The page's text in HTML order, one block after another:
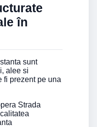
în
sunt
alee si
fi prezent pe una
Strada